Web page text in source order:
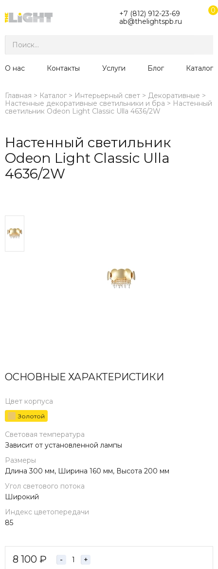
+7 (812) 912-23-69
ab@thelightspb.ru
0
О нас Контакты Услуги Блог Каталог
Главная Каталог Интерьерный свет
Декоративные
Настенные декоративные светильники и бра
Настенный
светильник Odeon Light Classic Ulla 4636/2W
Настенный светильник
Odeon Light Classic Ulla
4636/2W
ОСНОВНЫЕ ХАРАКТЕРИСТИКИ
Цвет корпуса
Золотой
Световая температура
Зависит от установленной лампы
Размеры
Длина 300 мм, Ширина 160 мм, Высота 200 мм
Угол светового потока
Широкий
Индекс цветопередачи
85
8 100 ₽ - +